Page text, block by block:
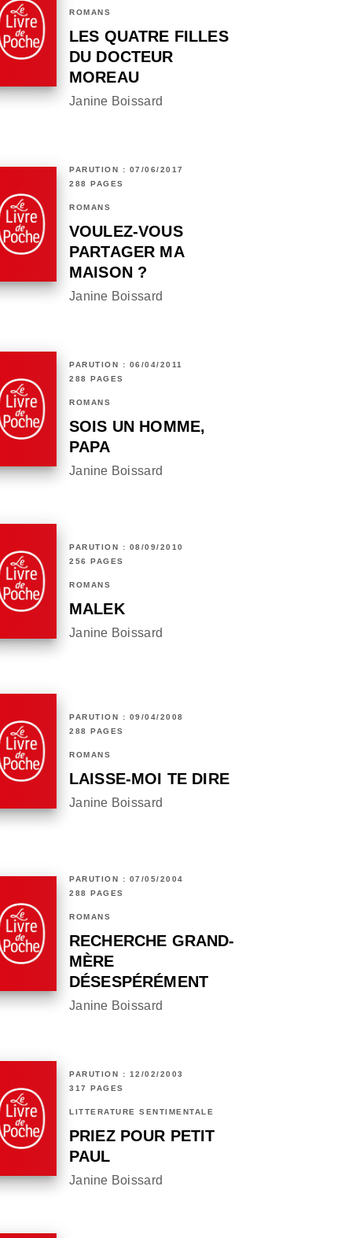
ROMANS
LES QUATRE FILLES
DU DOCTEUR
MOREAU
Janine Boissard
PARUTION : 07/06/2017
288 PAGES
ROMANS
VOULEZ-VOUS
PARTAGER MA
MAISON ?
Janine Boissard
PARUTION : 06/04/2011
288 PAGES
ROMANS
SOIS UN HOMME,
PAPA
Janine Boissard
PARUTION : 08/09/2010
256 PAGES
ROMANS
MALEK
Janine Boissard
PARUTION : 09/04/2008
288 PAGES
ROMANS
LAISSE-MOI TE DIRE
Janine Boissard
PARUTION : 07/05/2004
288 PAGES
ROMANS
RECHERCHE GRAND-
MÈRE
DÉSESPÉRÉMENT
Janine Boissard
PARUTION : 12/02/2003
317 PAGES
LITTÉRATURE SENTIMENTALE
PRIEZ POUR PETIT
PAUL
Janine Boissard